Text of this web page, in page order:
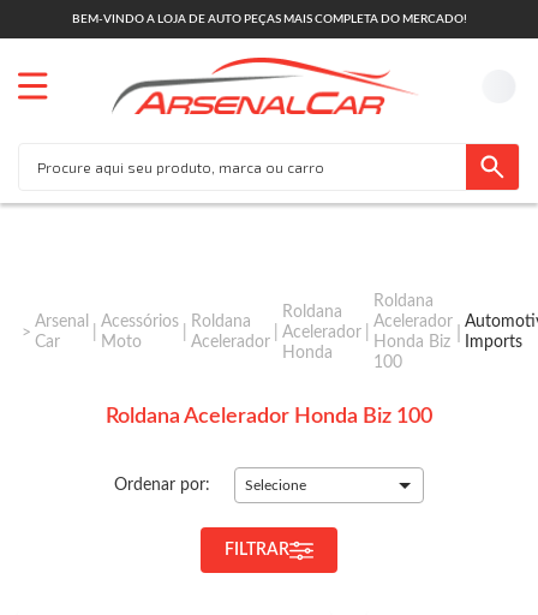
BEM-VINDO A LOJA DE AUTO PEÇAS MAIS COMPLETA DO MERCADO!
Arsenal
Car
Acessórios
Moto
Roldana
Acelerador
Roldana
Acelerador
Honda
Roldana
Acelerador
Honda Biz
100
Imports
Roldana Acelerador Honda Biz 100
Ordenar por: Selecione
FILTRAR